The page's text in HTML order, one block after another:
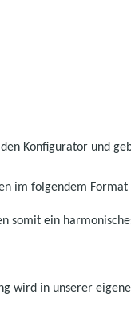
Konfigurator und
im folgendem Format
somit ein
wird in unserer